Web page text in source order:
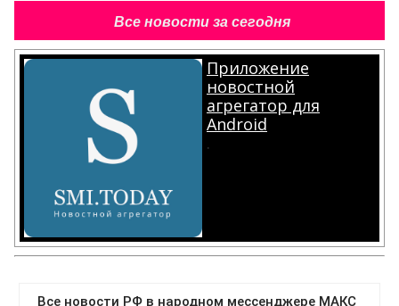
Все новости за сегодня
Приложение
новостной
агрегатор для
Android
.